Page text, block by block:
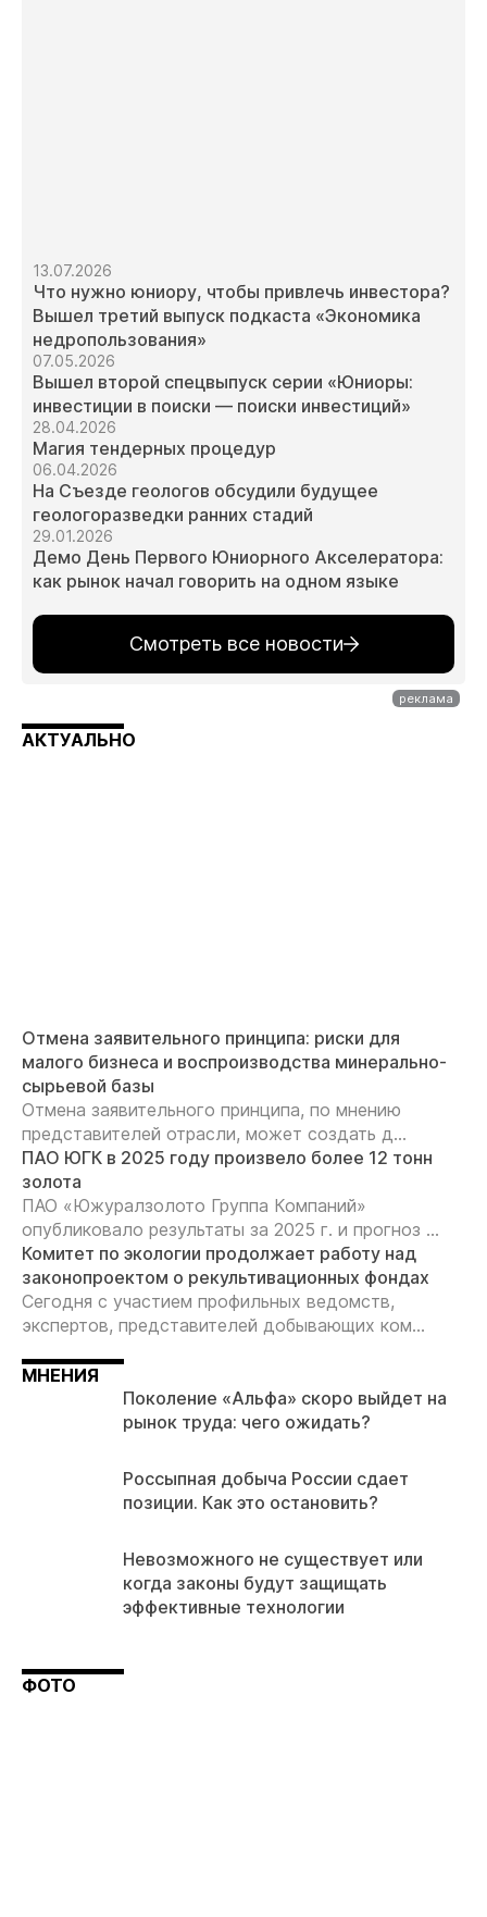
13.07.2026
Что нужно юниору, чтобы привлечь инвестора?
Вышел третий выпуск подкаста «Экономика
недропользования»
07.05.2026
Вышел второй спецвыпуск серии «Юниоры:
инвестиции в поиски — поиски инвестиций»
28.04.2026
Магия тендерных процедур
06.04.2026
На Съезде геологов обсудили будущее
геологоразведки ранних стадий
29.01.2026
Демо День Первого Юниорного Акселератора:
как рынок начал говорить на одном языке
Смотреть все новости
АКТУАЛЬНО
Отмена заявительного принципа: риски для
малого бизнеса и воспроизводства минерально-
сырьевой базы
Отмена заявительного принципа, по мнению
представителей отрасли, может создать д...
ПАО ЮГК в 2025 году произвело более 12 тонн
золота
ПАО «Южуралзолото Группа Компаний»
опубликовало результаты за 2025 г. и прогноз ...
Комитет по экологии продолжает работу над
законопроектом о рекультивационных фондах
Сегодня с участием профильных ведомств,
экспертов, представителей добывающих ком...
МНЕНИЯ
Поколение «Альфа» скоро выйдет на
рынок труда: чего ожидать?
Россыпная добыча России сдает
позиции. Как это остановить?
Невозможного не существует или
когда законы будут защищать
эффективные технологии
ФОТО